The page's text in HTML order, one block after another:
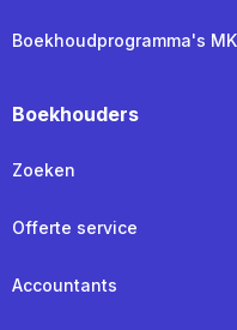
Boekhoudprogramma's
Boekhouders
Zoeken
Offerte service
Accountants